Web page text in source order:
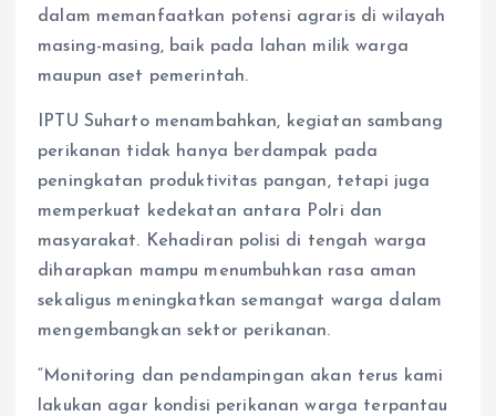
dalam memanfaatkan potensi agraris di wilayah
masing-masing, baik pada lahan milik warga
maupun aset pemerintah.
IPTU Suharto menambahkan, kegiatan sambang
perikanan tidak hanya berdampak pada
peningkatan produktivitas pangan, tetapi juga
memperkuat kedekatan antara Polri dan
masyarakat. Kehadiran polisi di tengah warga
diharapkan mampu menumbuhkan rasa aman
sekaligus meningkatkan semangat warga dalam
mengembangkan sektor perikanan.
“Monitoring dan pendampingan akan terus kami
lakukan agar kondisi perikanan warga terpantau